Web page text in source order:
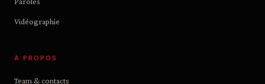
Vidéographie
À PROPOS
Team & contacts